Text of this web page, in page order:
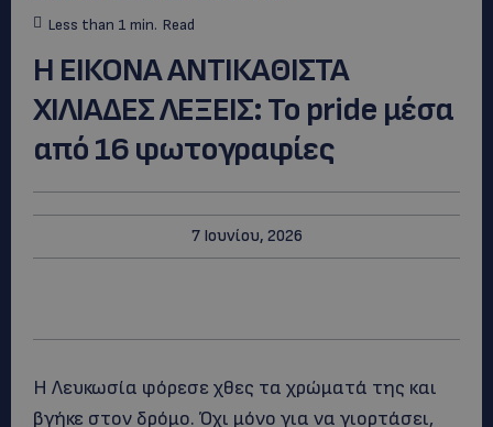
Less than 1 min. Read
Η ΕΙΚΟΝΑ ΑΝΤΙΚΑΘΙΣΤΑ
ΧΙΛΙΑΔΕΣ ΛΕΞΕΙΣ: Το pride μέσα
από 16 φωτογραφίες
7 Ιουνίου, 2026
Η Λευκωσία φόρεσε χθες τα χρώματά της και
βγήκε στον δρόμο. Όχι μόνο για να γιορτάσει,